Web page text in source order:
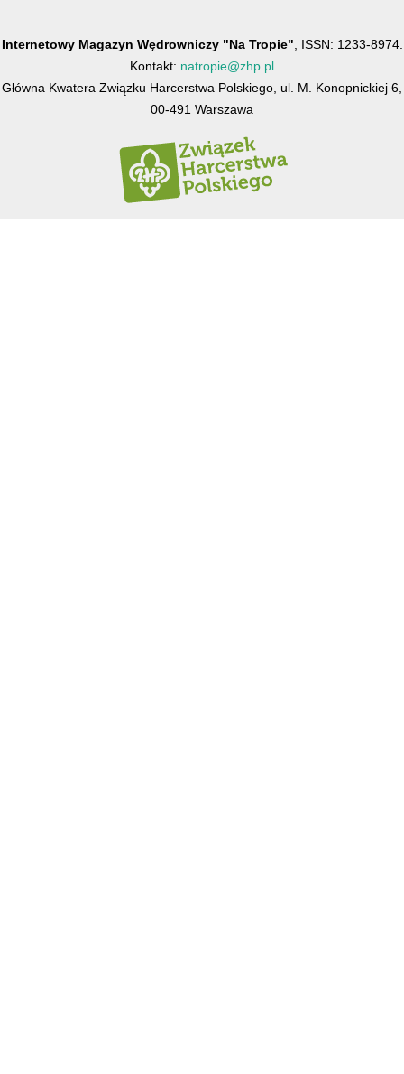
Internetowy Magazyn Wędrowniczy "Na Tropie" , ISSN: 1233-8974.
Kontakt: natropie@zhp.pl
Główna Kwatera Związku Harcerstwa Polskiego, ul. M. Konopnickiej 6,
00-491 Warszawa